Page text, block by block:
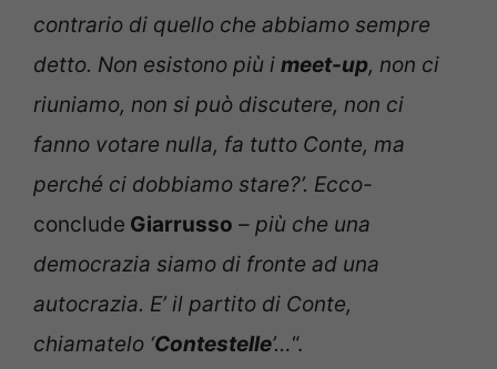
contrario di quello che abbiamo sempre
detto. Non esistono più i meet-up, non ci
riuniamo, non si può discutere, non ci
fanno votare nulla, fa tutto Conte, ma
perché ci dobbiamo stare?’. Ecco-
conclude Giarrusso – più che una
democrazia siamo di fronte ad una
autocrazia. E’ il partito di Conte,
chiamatelo ‘Contestelle’…“.